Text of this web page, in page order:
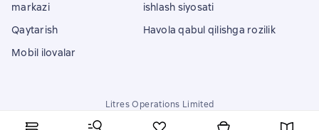
markazi
Qaytarish
Mobil ilovalar
ishlash siyosati
Havola qabul qilishga rozilik
Litres Operations Limited